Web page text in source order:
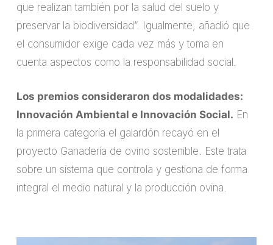
que realizan también por la salud del suelo y
preservar la biodiversidad”. Igualmente, añadió que
el consumidor exige cada vez más y toma en
cuenta aspectos como la responsabilidad social.
Los premios consideraron dos modalidades:
Innovación Ambiental e Innovación Social. En
la primera categoría el galardón recayó en el
proyecto Ganadería de ovino sostenible. Este trata
sobre un sistema que controla y gestiona de forma
integral el medio natural y la producción ovina.